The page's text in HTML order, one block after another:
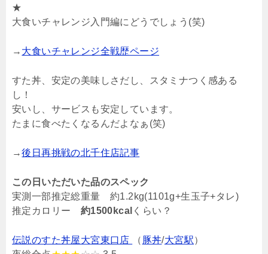
★
大食いチャレンジ入門編にどうでしょう(笑)
→ 大食いチャレンジ全戦歴ページ
すた丼、安定の美味しさだし、スタミナつく感ある
し！
安いし、サービスも安定しています。
たまに食べたくなるんだよなぁ(笑)
→後日再挑戦の北千住店記事
この日いただいた品のスペック
実測一部推定総重量 約1.2kg(1101g+生玉子+タレ)
推定カロリー 約1500kcal くらい？
伝説のすた丼屋大宮東口店 （ 豚丼/大宮駅）